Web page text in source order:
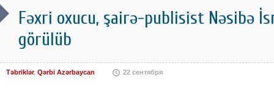
Fəxri oxucu, şairə-publisist Nəsibə
görülüb
Təbriklər, Qərbi Azərbaycan 22 сентября